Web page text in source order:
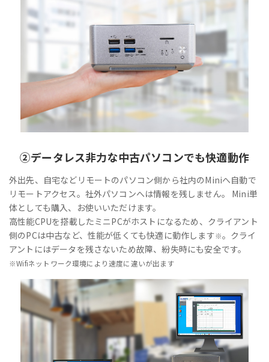
②データレス非力な中古パソコンでも快適動作
外出先、自宅などリモートのパソコン側から社内のMiniへ自動で
リモートアクセス。社外パソコンへは情報を残しません。 Mini単
体としても購入、お使いいただけます。
高性能CPUを搭載したミニPCがホストになるため、クライアント
側のPCは中古など、性能が低くても快適に動作します※。クライ
アントにはデータを残さないため故障、紛失時にも安全です。
※Wifiネットワーク環境により速度に違いが出ます